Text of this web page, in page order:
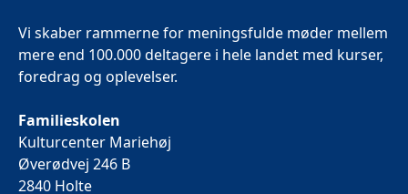
Vi skaber rammerne for meningsfulde møder mellem
mere end 100.000 deltagere i hele landet med kurser,
foredrag og oplevelser.
Familieskolen
Kulturcenter Mariehøj
Øverødvej 246 B
2840 Holte